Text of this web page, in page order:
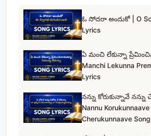
ఓ సోదరా అందుకో | O
Lyrics
ఏ మంచి లేకున్నా
Manchi Lekunna
Lyrics
నన్ను కోరుకున్నావే నన్ను
Nannu
Cherukunnaave